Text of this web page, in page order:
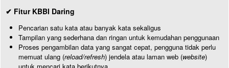
✔ Fitur KBBI Daring
Pencarian satu kata atau banyak kata sekaligus
Tampilan yang sederhana dan ringan untuk kemudahan penggunaan
Proses pengambilan data yang sangat cepat, pengguna tidak perlu
memuat ulang (reload/refresh) jendela atau laman web (website)